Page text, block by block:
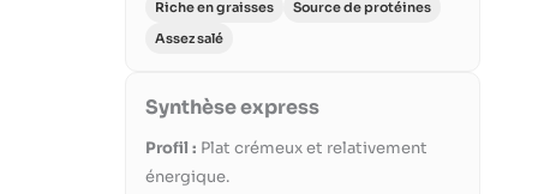
Riche en graisses
Source de protéines
Assez salé
Synthèse express
Profil : Plat crémeux et relativement
énergique.